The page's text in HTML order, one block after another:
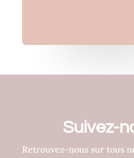
Suivez-
Retrouvez-nous sur tous